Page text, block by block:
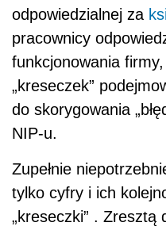
odpowiedzialnej za
pracownicy
funkcjonowania
„kreseczek”
do skorygowania
NIP-u.
Zupełnie
tylko cyfry i ich
„kreseczki” . Zresztą